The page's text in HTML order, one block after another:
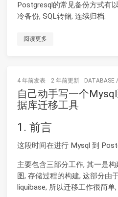
Postgresql的常见备份方式有
冷备份, SQL转储, 连续归档.
阅读更多
4 年前发表 2 年前更新 DATABASE /
自己动手写一个
据库迁移工具
1. 前言
这段时间在进行 Mysql 到
主要包含三部分工作, 其一是
图, 存储过程的构建, 这部分由
liquibase, 所以迁移工作很简单